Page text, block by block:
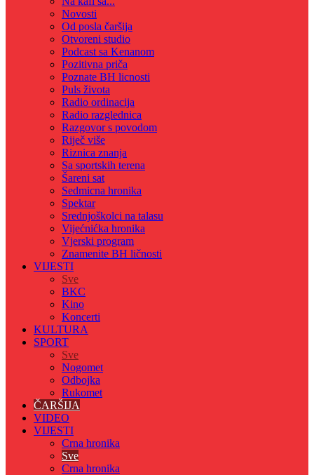
Novosti
Od posla čaršija
Otvoreni studio
Podcast sa Kenanom
Pozitivna priča
Poznate BH licnosti
Puls života
Radio ordinacija
Radio razglednica
Razgovor s povodom
Riječ više
Riznica znanja
Sa sportskih terena
Šareni sat
Sedmicna hronika
Spektar
Srednjoškolci na talasu
Vijećnićka hronika
Vjerski program
Znamenite BH ličnosti
VIJESTI
Sve
BKC
Kino
Koncerti
KULTURA
SPORT
Sve
Nogomet
Odbojka
Rukomet
ČARŠIJA
VIDEO
VIJESTI
Crna hronika
Sve
Crna hronika